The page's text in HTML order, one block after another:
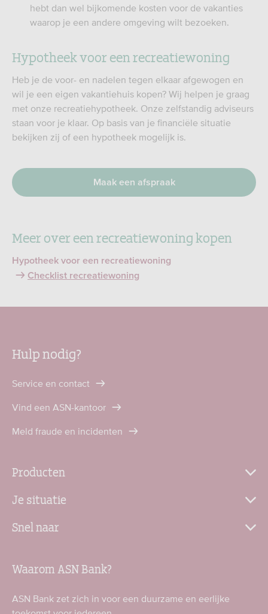
hebt dan wel bijkomende kosten voor de vakanties
waarop je een andere omgeving wilt bezoeken.
Hypotheek voor een recreatiewoning
Heb je de voor- en nadelen tegen elkaar afgewogen en
wil je een eigen vakantiehuis kopen? Wij helpen je graag
met onze recreatiehypotheek. Onze zelfstandig adviseurs
staan voor je klaar. Op basis van je financiële situatie
bekijken zij of een hypotheek mogelijk is.
Maak een afspraak
Meer over een recreatiewoning kopen
Hypotheek voor een recreatiewoning
Checklist recreatiewoning
Hulp nodig?
Service en contact
Vind een ASN-kantoor
Meld fraude en incidenten
Producten
Je situatie
Snel naar
Waarom ASN Bank?
ASN Bank zet zich in voor een duurzame en eerlijke